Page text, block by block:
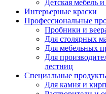
Детская мебель
Интерьерные краски
Профессиональные
Пробники и
Для столярных
Для мебельных
Для
лестниц
Специальные
Для камня и